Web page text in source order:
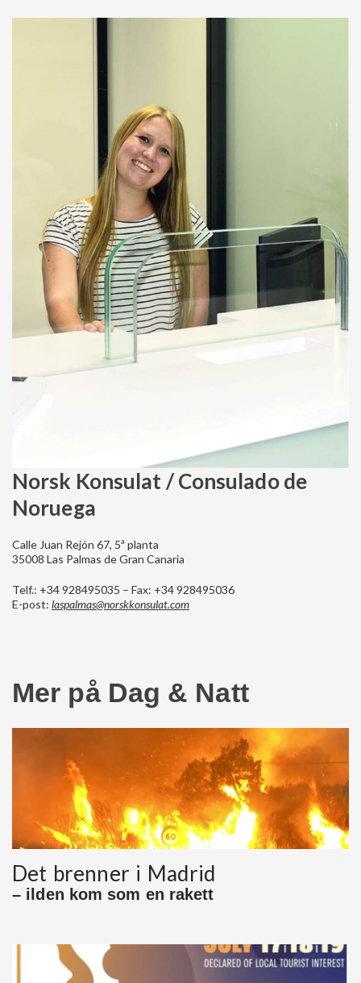
Norsk Konsulat / Consulado de
Noruega
Calle Juan Rejón 67, 5ª planta
35008 Las Palmas de Gran Canaria
Telf.: +34 928495035 – Fax: +34 928495036
E-post: laspalmas@norskkonsulat.com
Mer på Dag & Natt
Det brenner i Madrid
– ilden kom som en rakett